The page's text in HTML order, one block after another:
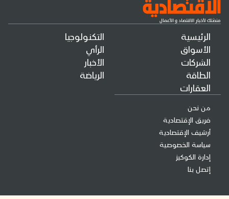
الرئيسية
الأسواق
الشركات
الطاقة
العقارات
التكنولوجيا
الرأي
الأخبار
الرياضة
من نحن
فريق الإقتصادية
أرشيف الإقتصادية
سياسة الخصوصية
إدارة الكوكيز
إتصل بنا